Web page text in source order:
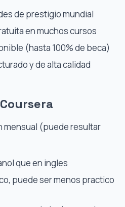
de prestigio mundial
en muchos cursos
(hasta 100% de beca)
y de alta calidad
mensual (puede resultar
que en ingles
puede ser menos practico